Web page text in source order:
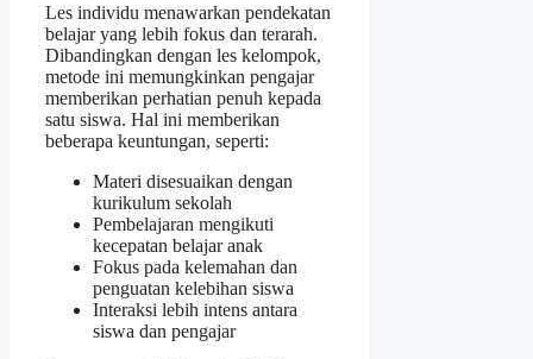
Les individu menawarkan pendekatan
belajar yang lebih fokus dan terarah.
Dibandingkan dengan les kelompok,
metode ini memungkinkan pengajar
memberikan perhatian penuh kepada
satu siswa. Hal ini memberikan
beberapa keuntungan, seperti:
Materi disesuaikan dengan
kurikulum sekolah
Pembelajaran mengikuti
kecepatan belajar anak
Fokus pada kelemahan dan
penguatan kelebihan siswa
Interaksi lebih intens antara
siswa dan pengajar